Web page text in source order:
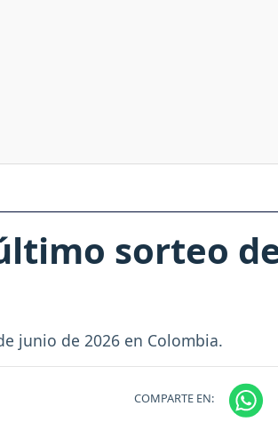
sorteo
junio de 2026 en Colombia.
COMPARTE EN: